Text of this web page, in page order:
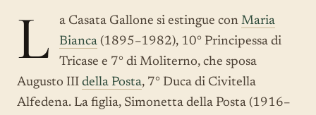
L a Casata Gallone si estingue con Maria
Bianca (1895–1982), 10° Principessa di
Tricase e 7° di Moliterno, che sposa
Augusto III della Posta, 7° Duca di Civitella
Alfedena. La figlia, Simonetta della Posta (1916–